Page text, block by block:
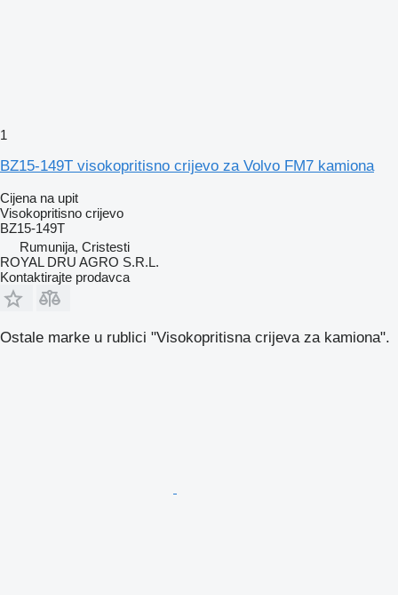
1
BZ15-149T visokopritisno crijevo za Volvo FM7 kamiona
Cijena na upit
Visokopritisno crijevo
BZ15-149T
Rumunija, Cristesti
ROYAL DRU AGRO S.R.L.
Kontaktirajte prodavca
Ostale marke u rublici "Visokopritisna crijeva za kamiona".